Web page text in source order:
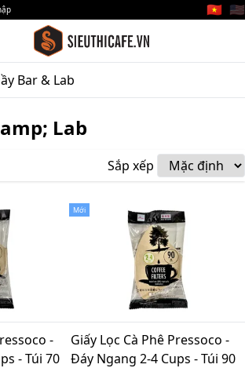
🇻🇳 🇺🇸
Bar & Lab
Lab
Sắp xếp
-
- Túi 70
Mới
Giấy Lọc Cà Phê Pressoco -
Đáy Ngang 2-4 Cups - Túi 90